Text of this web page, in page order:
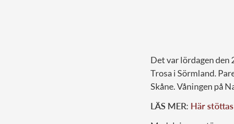
Det var lördagen den
Trosa i Sörmland.
Skåne. Våningen på
LÄS MER: Här